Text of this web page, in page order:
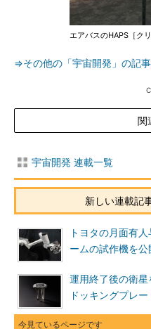
エアバスのHAPS［ク
⇒その他の「宇宙開発」の記
関
宇宙開発 連載一覧
新しい連載記
トヨタの月面有
ームの試作機を公
運用終了後の衛
ドッキングプレ